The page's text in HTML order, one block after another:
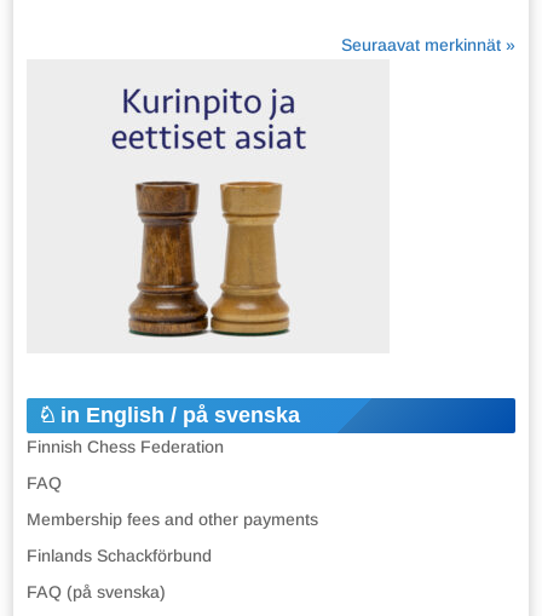
Seuraavat merkinnät »
in English / på svenska
Finnish Chess Federation
FAQ
Membership fees and other payments
Finlands Schackförbund
FAQ (på svenska)